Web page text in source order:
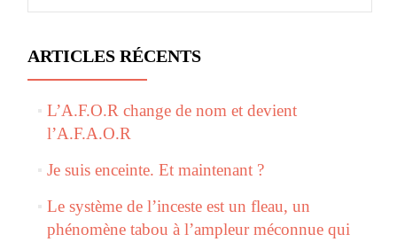
ARTICLES RÉCENTS
L’A.F.O.R change de nom et devient
l’A.F.A.O.R
Je suis enceinte. Et maintenant ?
Le système de l’inceste est un fleau, un
phénomène tabou à l’ampleur méconnue qui